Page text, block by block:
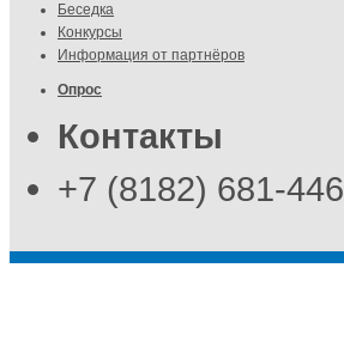
Беседка
Конкурсы
Информация от партнёров
Опрос
Контакты
+7 (8182) 681-446